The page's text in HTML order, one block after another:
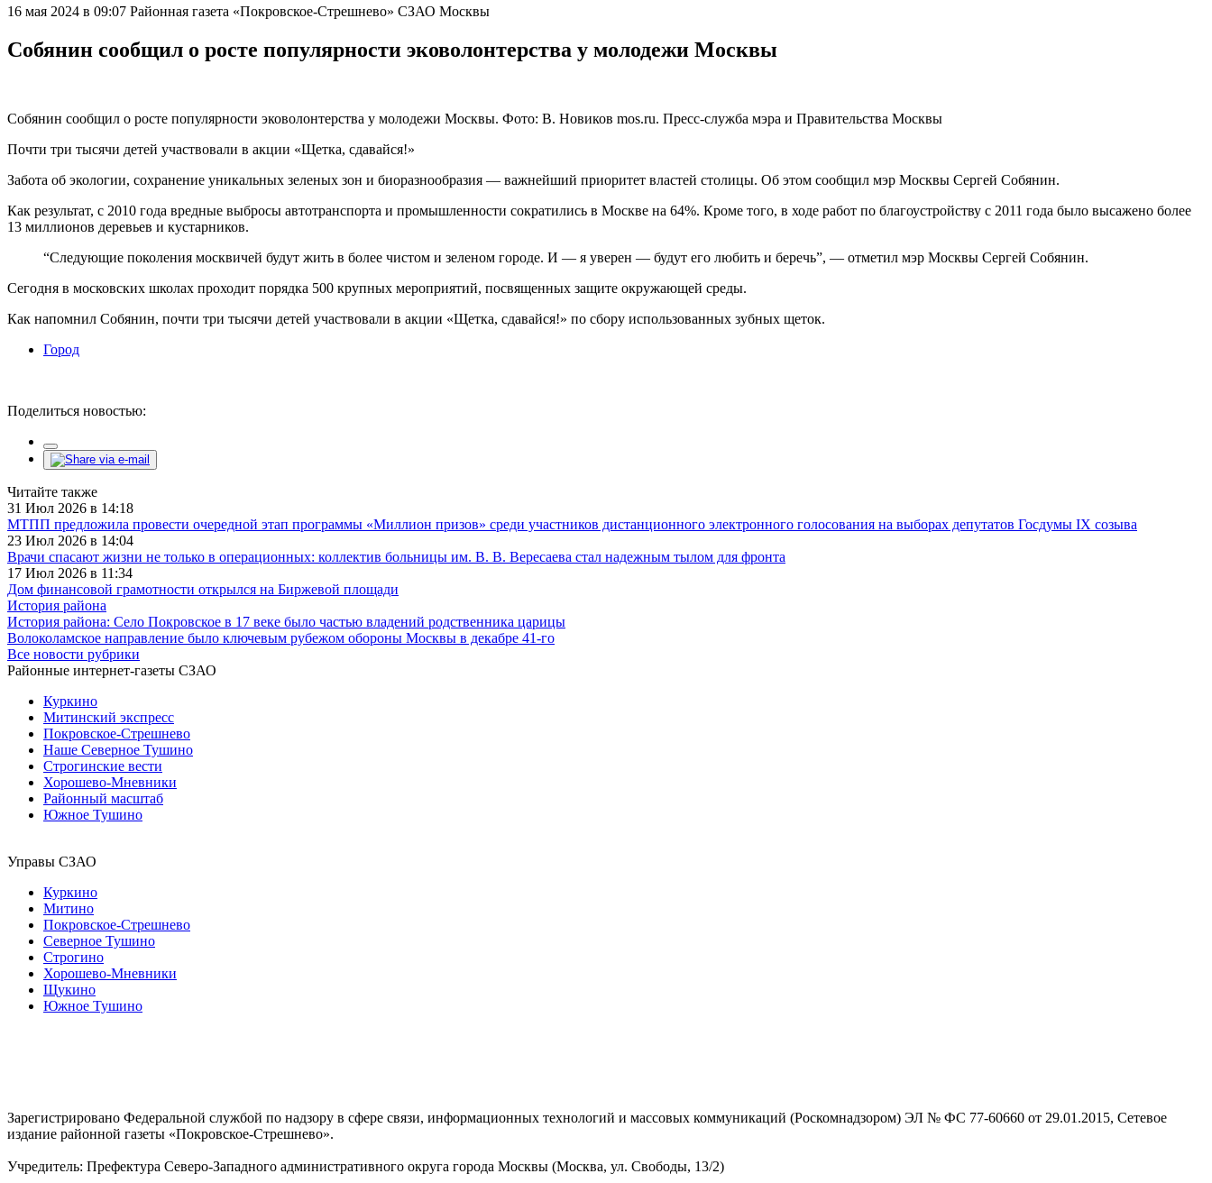
16 мая 2024 в 09:07 Районная газета «Покровское-Стрешнево» СЗАО Москвы
Собянин сообщил о росте популярности эковолонтерства у молодежи Москвы
Собянин сообщил о росте популярности эковолонтерства у молодежи Москвы. Фото: В. Новиков mos.ru. Пресс-служба мэра и Правительства Москвы
Почти три тысячи детей участвовали в акции «Щетка, сдавайся!»
Забота об экологии, сохранение уникальных зеленых зон и биоразнообразия — важнейший приоритет властей столицы. Об этом сообщил мэр Москвы Сергей Собянин.
Как результат, с 2010 года вредные выбросы автотранспорта и промышленности сократились в Москве на 64%. Кроме того, в ходе работ по благоустройству с 2011 года было высажено более
13 миллионов деревьев и кустарников.
“Следующие поколения москвичей будут жить в более чистом и зеленом городе. И — я уверен — будут его любить и беречь”, — отметил мэр Москвы Сергей Собянин.
Сегодня в московских школах проходит порядка 500 крупных мероприятий, посвященных защите окружающей среды.
Как напомнил Собянин, почти три тысячи детей участвовали в акции «Щетка, сдавайся!» по сбору использованных зубных щеток.
Город
Поделиться новостью:
Читайте также
31 Июл 2026 в 14:18
МТПП предложила провести очередной этап программы «Миллион призов» среди участников дистанционного электронного голосования на выборах депутатов Госдумы IX созыва
23 Июл 2026 в 14:04
Врачи спасают жизни не только в операционных: коллектив больницы им. В. В. Вересаева стал надежным тылом для фронта
17 Июл 2026 в 11:34
Дом финансовой грамотности открылся на Биржевой площади
История района
История района: Село Покровское в 17 веке было частью владений родственника царицы
Волоколамское направление было ключевым рубежом обороны Москвы в декабре 41-го
Все новости рубрики
Районные интернет-газеты СЗАО
Куркино
Митинский экспресс
Покровское-Стрешнево
Наше Северное Тушино
Строгинские вести
Хорошево-Мневники
Районный масштаб
Южное Тушино
Управы СЗАО
Куркино
Митино
Покровское-Стрешнево
Северное Тушино
Строгино
Хорошево-Мневники
Щукино
Южное Тушино
Зарегистрировано Федеральной службой по надзору в сфере связи, информационных технологий и массовых коммуникаций (Роскомнадзором) ЭЛ № ФС 77-60660 от 29.01.2015, Сетевое
издание районной газеты «Покровское-Стрешнево».
Учредитель: Префектура Северо-Западного административного округа города Москвы (Москва, ул. Свободы, 13/2)